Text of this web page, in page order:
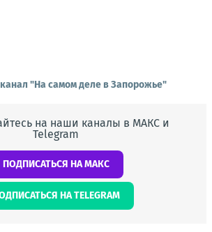
"На самом деле в Запорожье"
на наши каналы в МАКС и
Telegram
ПОДПИСАТЬСЯ НА МАКС
НА TELEGRAM